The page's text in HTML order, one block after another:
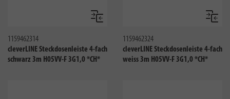
Vergleichen
1159462314
cleverLINE Steckdosenleiste 4-fach
schwarz 3m H05VV-F 3G1,0 *CH*
1159462324
cleverLINE Steckdosenleiste 4-fach
weiss 3m H05VV-F 3G1,0 *CH*